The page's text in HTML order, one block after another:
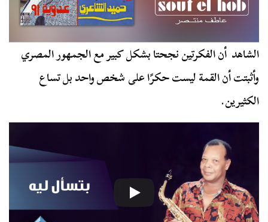
الشاهد أن الفكرتين نجحتا بشكل كبير مع الجمهور المصري
وأثبتت أن القمة ليست حكرًا على شخص واحد بل تساع
الكثيرين.